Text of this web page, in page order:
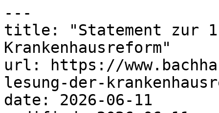
---
title: "Statement zur
Krankenhausreform"
url: https://
lesung-der-
date: 2026-06-11